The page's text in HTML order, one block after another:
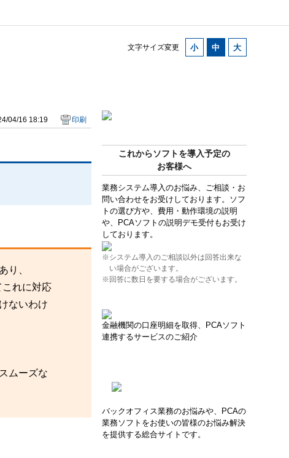
文字サイズ変更
これからソフトを導入予定の
お客様へ
業務システム導入のお悩み、ご相談・お
問い合わせをお受けしております。ソフ
トの選び方や、費用・動作環境の説明
や、PCAソフトの説明デモ受付もお受け
しております。
※システム導入のご相談以外は回答出来な
い場合がございます。
※回答に数日を要する場合がございます。
金融機関の口座明細を取得、PCAソフト
連携するサービスのご紹介
バックオフィス業務のお悩みや、PCAの
業務ソフトをお使いの皆様のお悩み解決
を提供する総合サイトです。
04/16 18:19 印刷
り、
れに対応
ないわけ
ムーズな